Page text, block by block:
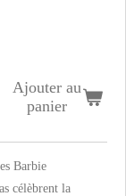
Ajouter au
panier
Barbie
célèbrent la